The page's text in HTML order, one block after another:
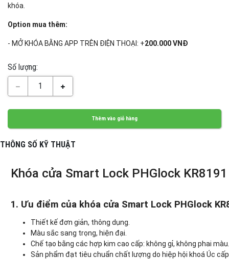
khóa.
Option mua thêm:
- MỞ KHÓA BẰNG APP TRÊN ĐIỆN THOẠI: +200.000 VNĐ
Số lượng:
1
Thêm vào giỏ hàng
THÔNG SỐ KỸ THUẬT
Khóa cửa Smart Lock PHGlock
1. Ưu điểm của khóa cửa Smart Lock PHGlock
Thiết kế đơn giản, thông dụng.
Màu sắc sang trọng, hiện đại.
Chế tạo bằng các hợp kim cao cấp: không gỉ, không phai màu.
Sản phẩm đạt tiêu chuẩn chất lượng do hiệp hội khoá Úc